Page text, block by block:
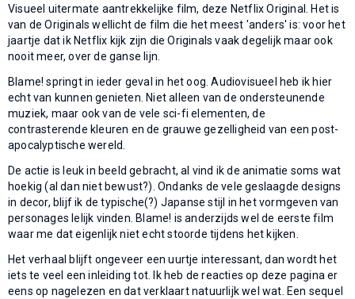
Visueel uitermate aantrekkelijke film, deze Netflix Original. Het is
van de Originals wellicht de film die het meest 'anders' is: voor het
jaartje dat ik Netflix kijk zijn die Originals vaak degelijk maar ook
nooit meer, over de ganse lijn.
Blame! springt in ieder geval in het oog. Audiovisueel heb ik hier
echt van kunnen genieten. Niet alleen van de ondersteunende
muziek, maar ook van de vele sci-fi elementen, de
contrasterende kleuren en de grauwe gezelligheid van een post-
apocalyptische wereld.
De actie is leuk in beeld gebracht, al vind ik de animatie soms wat
hoekig (al dan niet bewust?). Ondanks de vele geslaagde designs
in decor, blijf ik de typische(?) Japanse stijl in het vormgeven van
personages lelijk vinden. Blame! is anderzijds wel de eerste film
waar me dat eigenlijk niet echt stoorde tijdens het kijken.
Het verhaal blijft ongeveer een uurtje interessant, dan wordt het
iets te veel een inleiding tot. Ik heb de reacties op deze pagina er
eens op nagelezen en dat verklaart natuurlijk wel wat. Een sequel